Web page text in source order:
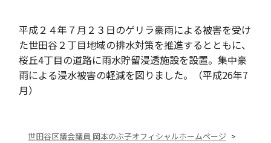
平成２４年７月２３日のゲリラ豪雨による被害を受け
た世田谷２丁目地域の排水対策を推進するとともに、
桜丘4丁目の道路に雨水貯留浸透施設を設置。集中豪
雨による浸水被害の軽減を図りました。（平成26年7
月）
世田谷区議会議員 岡本のぶ子オフィシャルホームページ